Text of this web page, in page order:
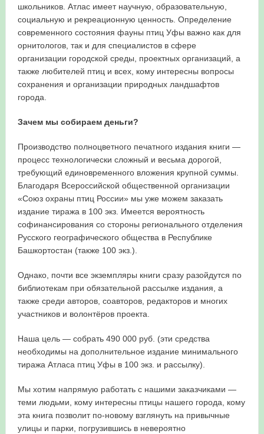
школьников. Атлас имеет научную, образовательную,
социальную и рекреационную ценность. Определение
современного состояния фауны птиц Уфы важно как для
орнитологов, так и для специалистов в сфере
организации городской среды, проектных организаций, а
также любителей птиц и всех, кому интересны вопросы
сохранения и организации природных ландшафтов
города.
Зачем мы собираем деньги?
Производство полноцветного печатного издания книги —
процесс технологически сложный и весьма дорогой,
требующий единовременного вложения крупной суммы.
Благодаря Всероссийской общественной организации
«Союз охраны птиц России» мы уже можем заказать
издание тиража в 100 экз. Имеется вероятность
софинансирования со стороны регионального отделения
Русского географического общества в Республике
Башкортостан (также 100 экз.).
Однако, почти все экземпляры книги сразу разойдутся по
библиотекам при обязательной рассылке издания, а
также среди авторов, соавторов, редакторов и многих
участников и волонтёров проекта.
Наша цель — собрать 490 000 руб. (эти средства
необходимы на дополнительное издание минимального
тиража Атласа птиц Уфы в 100 экз. и рассылку).
Мы хотим напрямую работать с нашими заказчиками —
теми людьми, кому интересны птицы нашего города, кому
эта книга позволит по-новому взглянуть на привычные
улицы и парки, погрузившись в невероятно